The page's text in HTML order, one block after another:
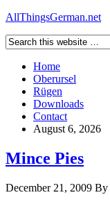
AllThingsGerman.net
Home
Oberursel
Rügen
Downloads
Contact
August 6, 2026
Mince Pies
December 21, 2009 By